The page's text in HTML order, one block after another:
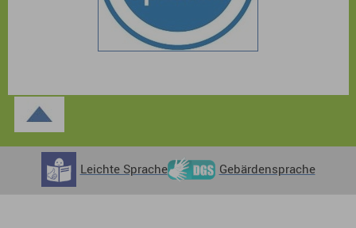
Leichte Sprache Gebärdensprache